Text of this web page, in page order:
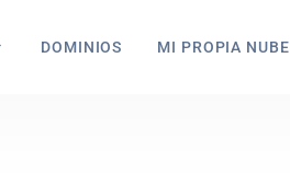
DOMINIOS MI PROPIA NUBE